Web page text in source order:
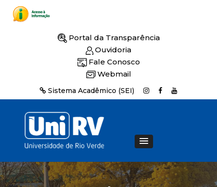
Portal da Transparência
Ouvidoria
Fale Conosco
Webmail
Sistema Acadêmico (SEI)